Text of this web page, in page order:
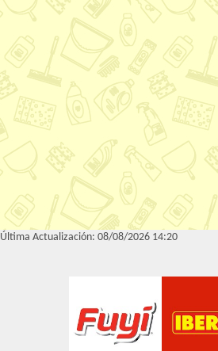
Última Actualización: 08/08/2026 14:20